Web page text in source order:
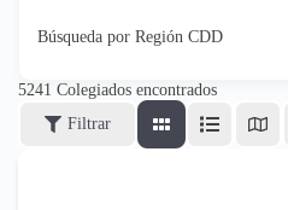
Búsqueda por Región CDD
5241 Colegiados encontrados
Filtrar